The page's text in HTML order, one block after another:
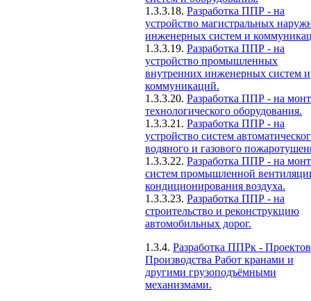
1.3.3.18. Разработка ППР - на
устройство магистральных
инженерных систем и
1.3.3.19. Разработка ППР - на
устройство промышленных
внутренних инженерных систем и
коммуникаций.
1.3.3.20. Разработка ППР - на
технологического оборудования.
1.3.3.21. Разработка ППР - на
устройство систем
водяного и газового
1.3.3.22. Разработка ППР - на
систем промышленной
кондиционирования воздуха.
1.3.3.23. Разработка ППР - на
строительство и реконструкцию
автомобильных дорог.
1.3.4. Разработка ППРк - Проектов
Производства Работ кранами и
другими грузоподъёмными
механизмами.